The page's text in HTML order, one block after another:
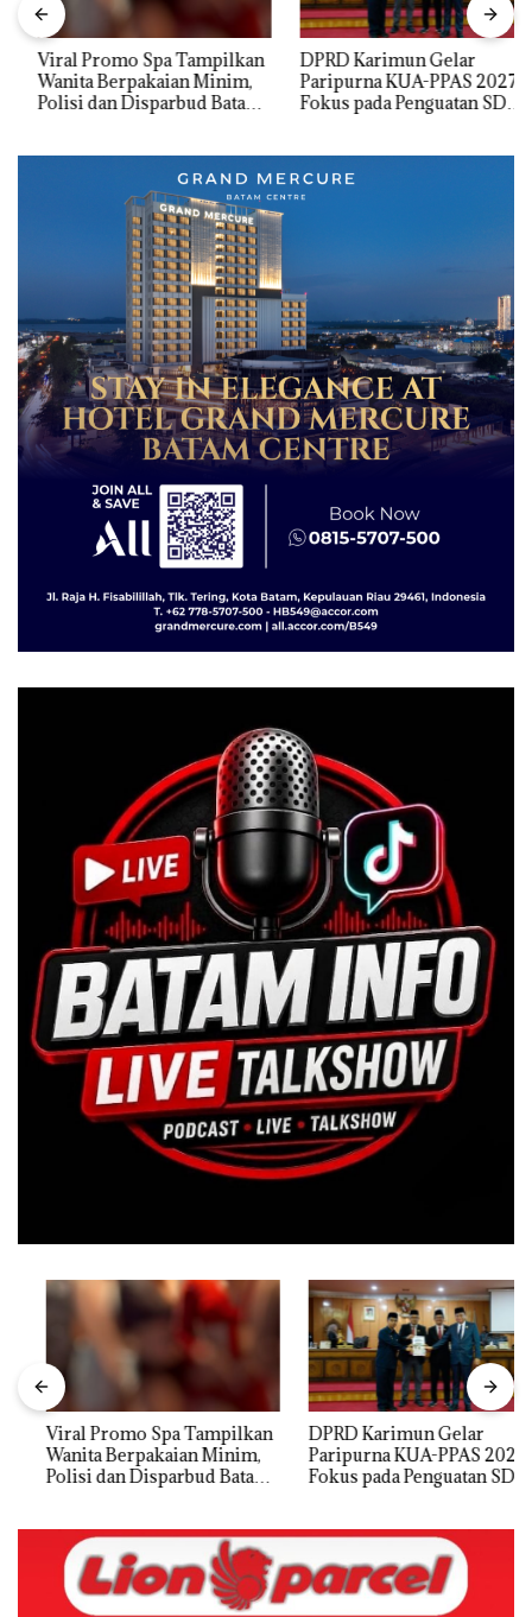
Viral Promo Spa Tampilkan
Wanita Berpakaian Minim,
Polisi dan Disparbud Batam
DPRD Karimun Gelar
Paripurna KUA-PPAS 2027,
Fokus pada Penguatan SDM,
Viral Promo Spa Tampilkan
Wanita Berpakaian Minim,
Polisi dan Disparbud Batam
DPRD Karimun Gelar
Paripurna KUA-PPAS 2027,
Fokus pada Penguatan SDM,